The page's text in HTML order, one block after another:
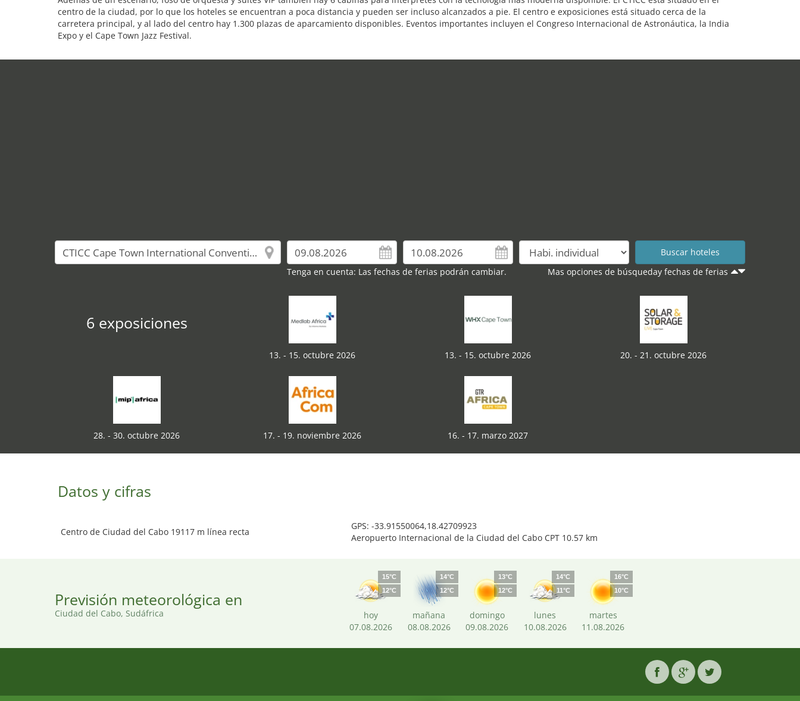
centro de la ciudad, por lo que los hoteles se encuentran a poca distancia y pueden ser incluso alcanzados a pie. El centro e exposiciones está situado cerca de la
carretera principal, y al lado del centro hay 1.300 plazas de aparcamiento disponibles. Eventos importantes incluyen el Congreso Internacional de Astronáutica, la India
Expo y el Cape Town Jazz Festival.
Tenga en cuenta: Las fechas de ferias podrán cambiar. Mas opciones de búsqueday fechas de ferias
6 exposiciones
13. - 15. octubre 2026 13. - 15. octubre 2026 20. - 21. octubre 2026
28. - 30. octubre 2026 17. - 19. noviembre 2026 16. - 17. marzo 2027
Datos y cifras
Centro de Ciudad del Cabo 19117 m línea recta
GPS: -33.91550064,18.42709923
Aeropuerto Internacional de la Ciudad del Cabo CPT 10.57 km
Previsión meteorológica en
Ciudad del Cabo, Sudáfrica
15°C
12°C
hoy
07.08.2026
14°C
12°C
mañana
08.08.2026
13°C
12°C
domingo
09.08.2026
14°C
11°C
lunes
10.08.2026
16°C
10°C
martes
11.08.2026